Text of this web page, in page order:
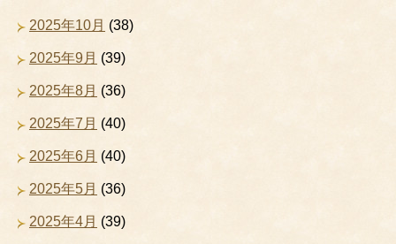
2025年10月 (38)
2025年9月 (39)
2025年8月 (36)
2025年7月 (40)
2025年6月 (40)
2025年5月 (36)
2025年4月 (39)